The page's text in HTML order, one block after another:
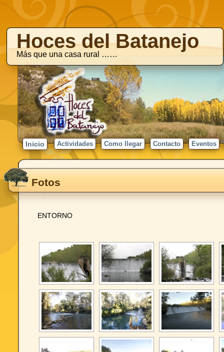
Hoces del Batanejo
Más que una casa rural ……
Inicio Actividades Como llegar Contacto Eventos
Fotos
ENTORNO